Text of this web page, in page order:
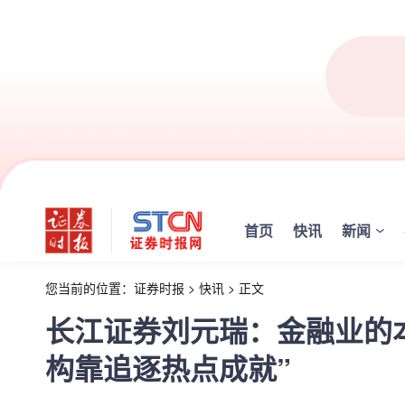
首页 快讯 新闻
您当前的位置： 证券时报 > 快讯 > 正文
长江证券刘元瑞：金融业
构靠追逐热点成就”